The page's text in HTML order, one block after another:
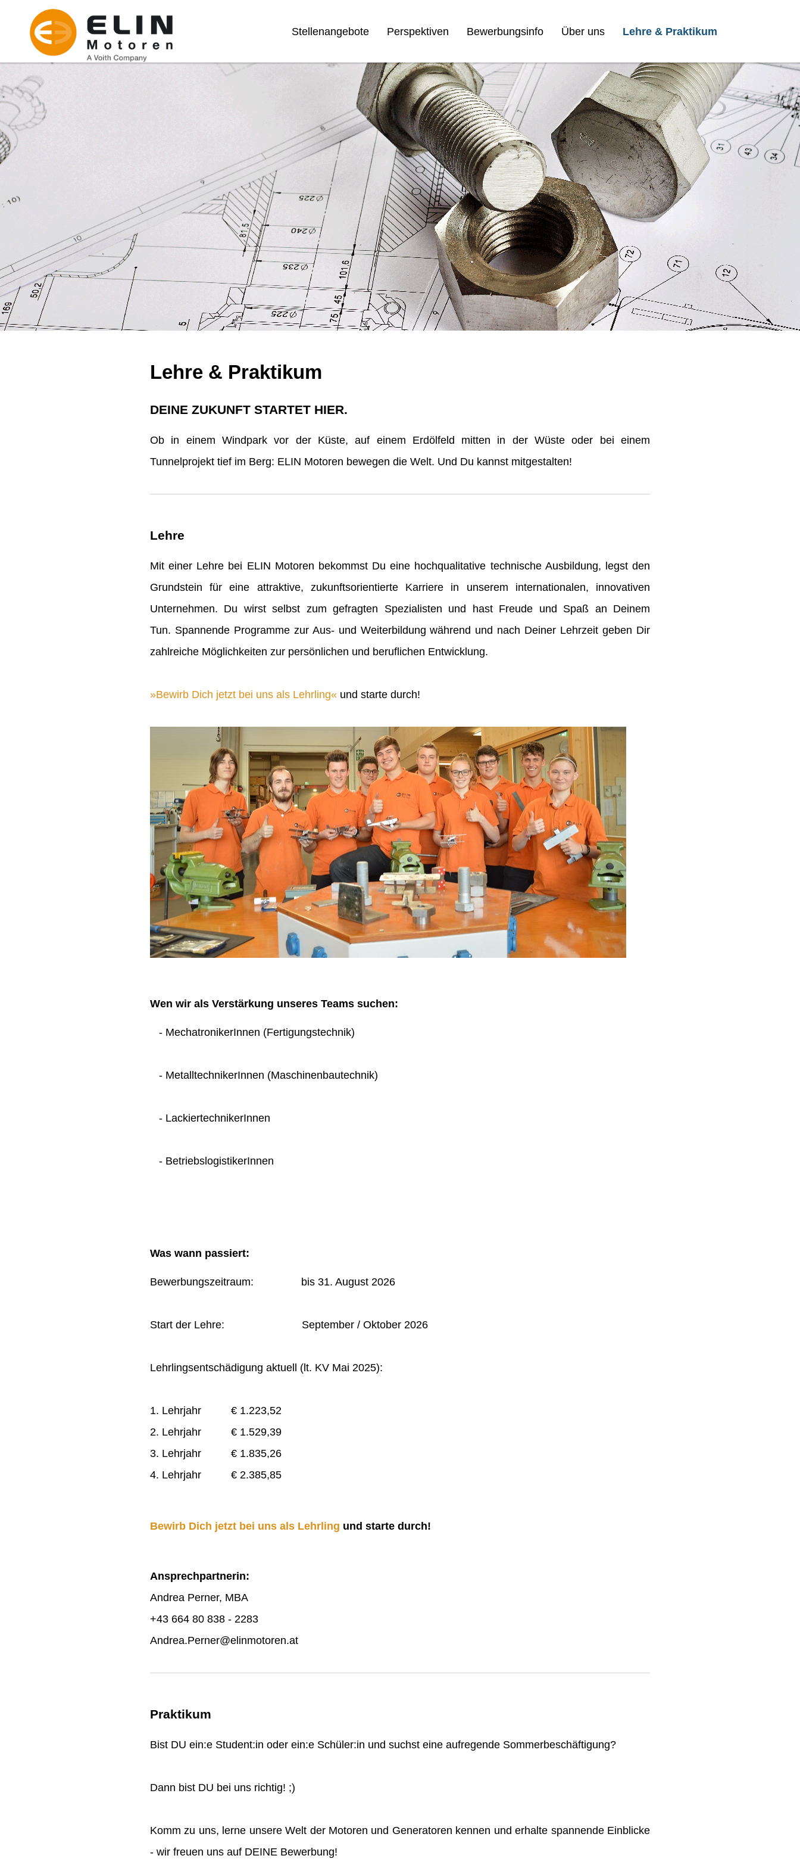
Stellenangebote Perspektiven Bewerbungsinfo Über uns Lehre & Praktikum
Lehre & Praktikum
DEINE ZUKUNFT STARTET HIER.
Ob in einem Windpark vor der Küste, auf einem Erdölfeld mitten in der Wüste oder bei einem
Tunnelprojekt tief im Berg: ELIN Motoren bewegen die Welt. Und Du kannst mitgestalten!
Lehre
Mit einer Lehre bei ELIN Motoren bekommst Du eine hochqualitative technische Ausbildung, legst den
Grundstein für eine attraktive, zukunftsorientierte Karriere in unserem internationalen, innovativen
Unternehmen. Du wirst selbst zum gefragten Spezialisten und hast Freude und Spaß an Deinem
Tun. Spannende Programme zur Aus- und Weiterbildung während und nach Deiner Lehrzeit geben Dir
zahlreiche Möglichkeiten zur persönlichen und beruflichen Entwicklung.
Bewirb Dich jetzt bei uns als Lehrling und starte durch!
Wen wir als Verstärkung unseres Teams suchen:
- MechatronikerInnen (Fertigungstechnik)
- MetalltechnikerInnen (Maschinenbautechnik)
- LackiertechnikerInnen
- BetriebslogistikerInnen
Was wann passiert:
Bewerbungszeitraum: bis 31. August 2026
Start der Lehre: September / Oktober 2026
Lehrlingsentschädigung aktuell (lt. KV Mai 2025):
1. Lehrjahr € 1.223,52
2. Lehrjahr € 1.529,39
3. Lehrjahr € 1.835,26
4. Lehrjahr € 2.385,85
Bewirb Dich jetzt bei uns als Lehrling und starte durch!
Ansprechpartnerin:
Andrea Perner, MBA
+43 664 80 838 - 2283
Andrea.Perner@elinmotoren.at
Praktikum
Bist DU ein:e Student:in oder ein:e Schüler:in und suchst eine aufregende Sommerbeschäftigung?
Dann bist DU bei uns richtig! ;)
Komm zu uns, lerne unsere Welt der Motoren und Generatoren kennen und erhalte spannende Einblicke
- wir freuen uns auf DEINE Bewerbung!